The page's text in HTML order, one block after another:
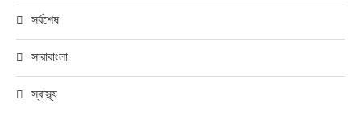
সর্বশেষ
সারাবাংলা
স্বাস্থ্য